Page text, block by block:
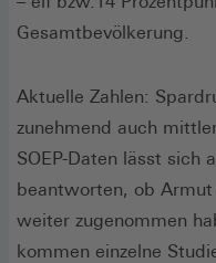
Gesamtbevölkerung.
Aktuelle Zahlen:
zunehmend auch
SOEP-Daten lässt sich
beantworten, ob
weiter zugenommen
kommen einzelne